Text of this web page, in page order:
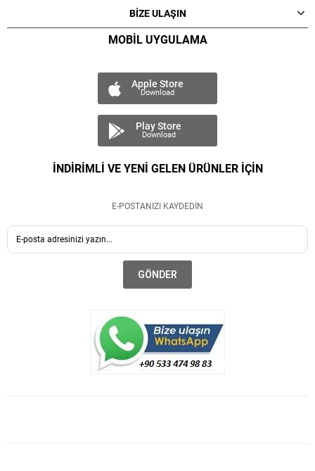
BİZE ULAŞIN
MOBİL UYGULAMA
Apple Store
Download
Play Store
Download
İNDİRİMLİ VE YENİ GELEN ÜRÜNLER İÇİN
E-POSTANIZI KAYDEDİN
GÖNDER